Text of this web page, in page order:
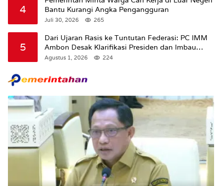
4
Bantu Kurangi Angka Pengangguran
Juli 30, 2026 265
5
Dari Ujaran Rasis ke Tuntutan Federasi: PC IMM
Ambon Desak Klarifikasi Presiden dan Imbau
Tunda Pengibaran Bendera Merah Putih Di
Agustus 1, 2026 224